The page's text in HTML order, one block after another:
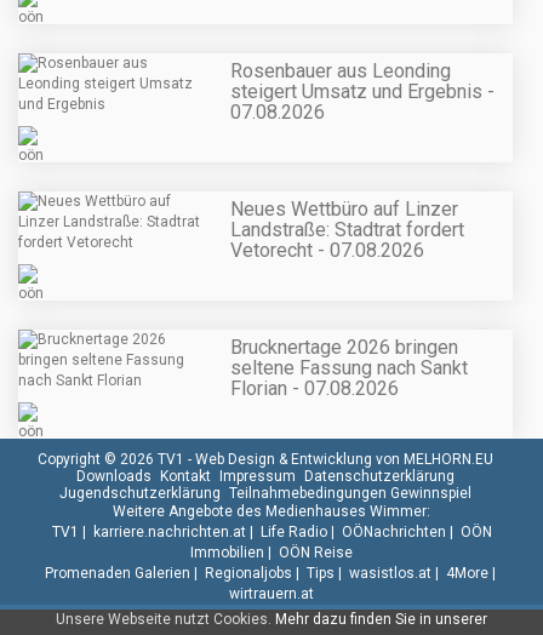
Rosenbauer aus Leonding
steigert Umsatz und Ergebnis -
07.08.2026
Neues Wettbüro auf Linzer
Landstraße: Stadtrat fordert
Vetorecht - 07.08.2026
Brucknertage 2026 bringen
seltene Fassung nach Sankt
Florian - 07.08.2026
Unsere Webseite nutzt Cookies. Mehr dazu finden Sie in unserer
Copyright © 2026 TV1 - Web Design & Entwicklung von MELHORN.EU
Downloads
Kontakt Impressum
Datenschutzerklärung
Jugendschutzerklärung Teilnahmebedingungen Gewinnspiel
Weitere Angebote des Medienhauses Wimmer:
TV1
karriere.nachrichten.at| Life Radio| OÖNachrichten
OÖN
Immobilien
OÖN Reise
Promenaden Galerien
Regionaljobs Tips wasistlos.at| 4More|
wirtrauern.at